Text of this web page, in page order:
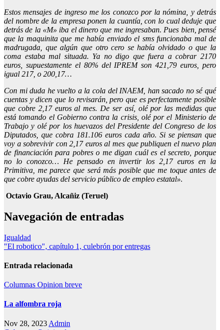
Estos mensajes de ingreso me los conozco por la nómina, y detrás
del nombre de la empresa ponen la cuantía, con lo cual deduje que
detrás de la «M» iba el dinero que me ingresaban. Pues bien, pensé
que la maquinita que me había enviado el sms funcionaba mal de
madrugada, que algún que otro cero se había olvidado o que la
coma estaba mal situada. Ya no digo que fuera a cobrar 2170
euros, supuestamente el 80% del IPREM son 421,79 euros, pero
igual 217, o 200,17…
Con mi duda he vuelto a la cola del INAEM, han sacado no sé qué
cuentas y dicen que lo revisarán, pero que es perfectamente posible
que cobre 2,17 euros al mes. De ser así, olé por las medidas que
está tomando el Gobierno contra la crisis, olé por el Ministerio de
Trabajo y olé por los huevazos del Presidente del Congreso de los
Diputados, que cobra 181.106 euros cada año. Si se piensan que
voy a sobrevivir con 2,17 euros al mes que publiquen el nuevo plan
de financiación para pobres o me digan cuál es el secreto, porque
no lo conozco… He pensado en invertir los 2,17 euros en la
Primitiva, me parece que será más posible que me toque antes de
que cobre ayudas del servicio público de empleo estatal».
Octavio Grau, Alcañiz (Teruel)
Navegación de entradas
Igualdad
"El robotico", capítulo 1, culebrón por entregas
Entrada relacionada
Columnas Opinion breve
La alfombra roja
Nov 28, 2023 Admin